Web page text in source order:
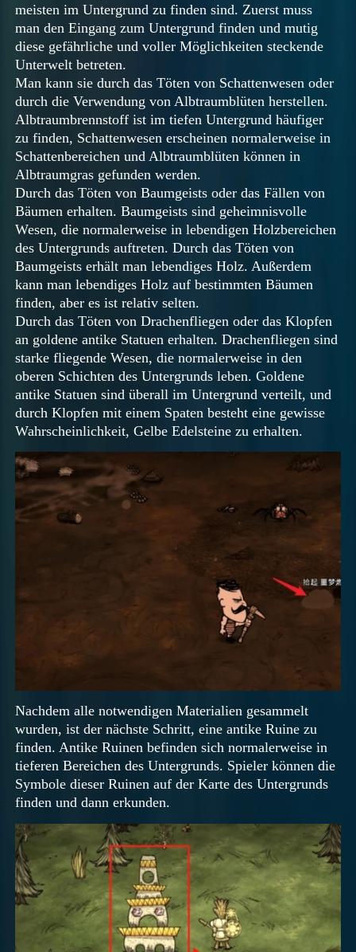
meisten im Untergrund zu finden sind. Zuerst muss
man den Eingang zum Untergrund finden und mutig
diese gefährliche und voller Möglichkeiten steckende
Unterwelt betreten.
Man kann sie durch das Töten von Schattenwesen oder
durch die Verwendung von Albtraumblüten herstellen.
Albtraumbrennstoff ist im tiefen Untergrund häufiger
zu finden, Schattenwesen erscheinen normalerweise in
Schattenbereichen und Albtraumblüten können in
Albtraumgras gefunden werden.
Durch das Töten von Baumgeists oder das Fällen von
Bäumen erhalten. Baumgeists sind geheimnisvolle
Wesen, die normalerweise in lebendigen Holzbereichen
des Untergrunds auftreten. Durch das Töten von
Baumgeists erhält man lebendiges Holz. Außerdem
kann man lebendiges Holz auf bestimmten Bäumen
finden, aber es ist relativ selten.
Durch das Töten von Drachenfliegen oder das Klopfen
an goldene antike Statuen erhalten. Drachenfliegen sind
starke fliegende Wesen, die normalerweise in den
oberen Schichten des Untergrunds leben. Goldene
antike Statuen sind überall im Untergrund verteilt, und
durch Klopfen mit einem Spaten besteht eine gewisse
Wahrscheinlichkeit, Gelbe Edelsteine zu erhalten.
Nachdem alle notwendigen Materialien gesammelt
wurden, ist der nächste Schritt, eine antike Ruine zu
finden. Antike Ruinen befinden sich normalerweise in
tieferen Bereichen des Untergrunds. Spieler können die
Symbole dieser Ruinen auf der Karte des Untergrunds
finden und dann erkunden.